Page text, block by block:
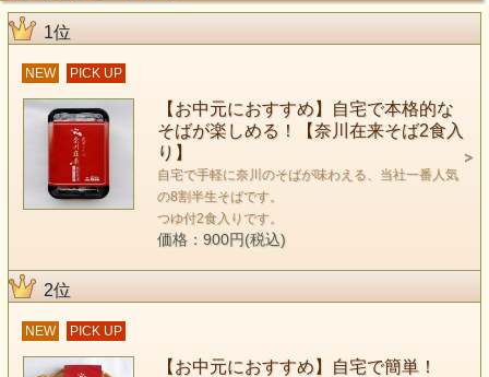
1位
NEW PICK UP
【お中元におすすめ】自宅で本格的な
そばが楽しめる！【奈川在来そば2食入
り】
自宅で手軽に奈川のそばが味わえる、当社一番人気
の8割半生そばです。
つゆ付2食入りです。
価格：900円(税込)
2位
NEW PICK UP
【お中元におすすめ】自宅で簡単！